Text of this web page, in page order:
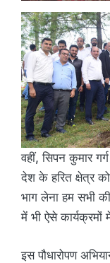
वहीं, सिपन कुमार
देश के हरित क्षेत्र
भाग लेना हम सभी की
में भी ऐसे कार्यक्रमों
इस पौधारोपण